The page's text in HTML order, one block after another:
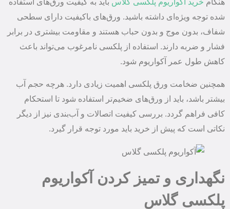
هنگام خرید آکواریوم پلکسی گلاس باید به کیفیت ورق‌های استفاده
شده توجه ویژه‌ای داشته باشید. ورق‌های باکیفیت دارای سطحی
شفاف، بدون موج و بدون حباب هستند و مقاومت بیشتری در برابر
فشار و ضربه دارند. استفاده از پلکسی نامرغوب می‌تواند باعث
کاهش طول عمر آکواریوم شود.
همچنین ضخامت ورق پلکسی اهمیت زیادی دارد. هرچه حجم آب
بیشتر باشد، باید از ورق‌های ضخیم‌تر استفاده شود تا استحکام
کافی فراهم گردد. بررسی کیفیت اتصالات و آب‌بندی نیز از دیگر
نکاتی است که پیش از خرید باید مورد توجه قرار گیرد.
نگهداری و تمیز کردن آکواریوم
پلکسی گلاس